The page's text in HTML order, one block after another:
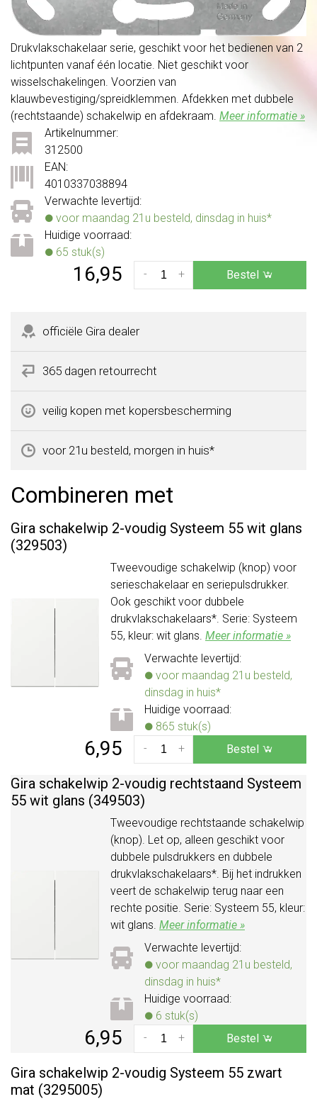
Drukvlakschakelaar serie, geschikt voor het bedienen van 2
lichtpunten vanaf één locatie. Niet geschikt voor
wisselschakelingen. Voorzien van
klauwbevestiging/spreidklemmen. Afdekken met dubbele
(rechtstaande) schakelwip en afdekraam. Meer informatie »
Verwachte levertijd:
voor maandag 21u besteld, dinsdag in huis*
Huidige voorraad:
65 stuk(s)
Artikelnummer:
312500
EAN:
4010337038894
16,95 +
- Bestel
officiële Gira dealer
365 dagen retourrecht
veilig kopen met kopersbescherming
voor 21u besteld, morgen in huis*
Combineren met
Gira schakelwip 2-voudig Systeem 55 wit glans
(329503)
Tweevoudige schakelwip (knop) voor
serieschakelaar en seriepulsdrukker.
Ook geschikt voor dubbele
drukvlakschakelaars*. Serie: Systeem
55, kleur: wit glans. Meer informatie »
Verwachte levertijd:
voor maandag 21u besteld,
dinsdag in huis*
Huidige voorraad:
865 stuk(s)
6,95 +
- Bestel
Gira schakelwip 2-voudig rechtstaand Systeem
55 wit glans (349503)
Tweevoudige rechtstaande schakelwip
(knop). Let op, alleen geschikt voor
dubbele pulsdrukkers en dubbele
drukvlakschakelaars*. Bij het indrukken
veert de schakelwip terug naar een
rechte positie. Serie: Systeem 55, kleur:
wit glans. Meer informatie »
Verwachte levertijd:
voor maandag 21u besteld,
dinsdag in huis*
Huidige voorraad:
6 stuk(s)
6,95 +
- Bestel
Gira schakelwip 2-voudig Systeem 55 zwart
mat (3295005)